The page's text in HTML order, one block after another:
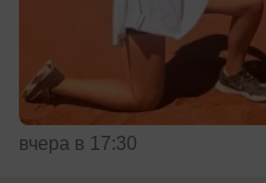
вчера в 17:30